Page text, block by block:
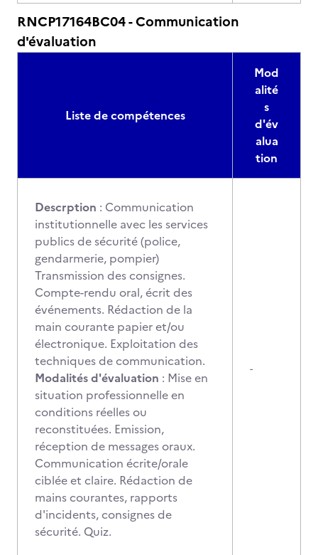
RNCP17164BC04 - Communication
d'évaluation
Liste de compétences
Mod
alité
s
d'év
alua
tion
Descrption : Communication
institutionnelle avec les services
publics de sécurité (police,
gendarmerie, pompier)
Transmission des consignes.
Compte-rendu oral, écrit des
événements. Rédaction de la
main courante papier et/ou
électronique. Exploitation des
techniques de communication.
Modalités d'évaluation : Mise en
situation professionnelle en
conditions réelles ou
reconstituées. Emission,
réception de messages oraux.
Communication écrite/orale
ciblée et claire. Rédaction de
mains courantes, rapports
d'incidents, consignes de
sécurité. Quiz.
-